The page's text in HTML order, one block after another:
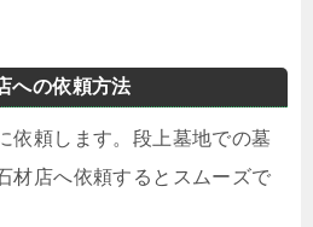
への依頼方法
依頼します。段上墓地での墓
材店へ依頼するとスムーズで